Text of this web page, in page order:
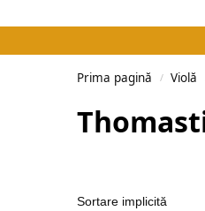
Prima pagină / Violă